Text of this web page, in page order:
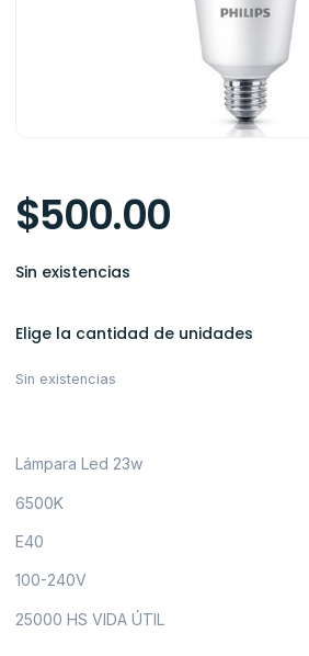
$500.00
Sin existencias
Elige la cantidad de unidades
Sin existencias
Lámpara Led 23w
6500K
E40
100-240V
25000 HS VIDA ÚTIL